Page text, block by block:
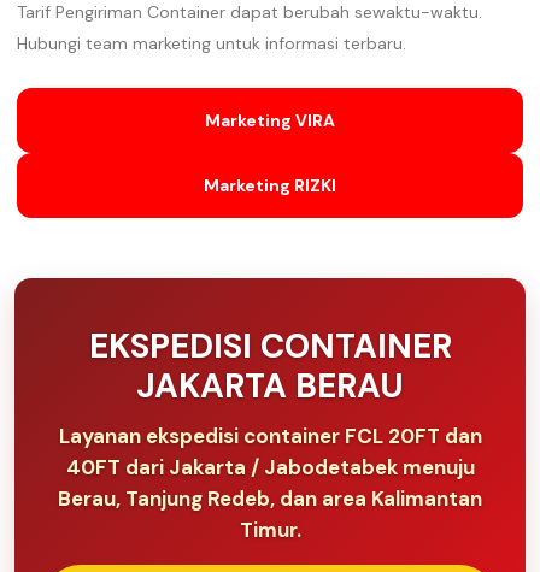
Tarif Pengiriman Container dapat berubah sewaktu-waktu.
Hubungi team marketing untuk informasi terbaru.
Marketing VIRA
Marketing RIZKI
EKSPEDISI CONTAINER
JAKARTA BERAU
Layanan ekspedisi container FCL 20FT dan
40FT dari Jakarta / Jabodetabek menuju
Berau, Tanjung Redeb, dan area Kalimantan
Timur.